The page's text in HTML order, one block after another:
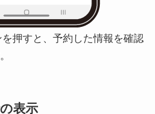
押すと、予約した情報を確認
表示